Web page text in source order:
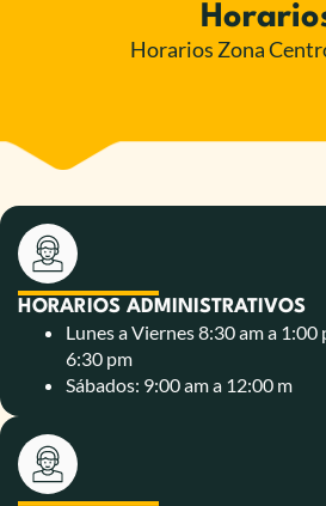
Horarios Zona
HORARIOS ADMINISTRATIVOS
Lunes a Viernes 8:30 am a 1:00
6:30 pm
Sábados: 9:00 am a 12:00 m